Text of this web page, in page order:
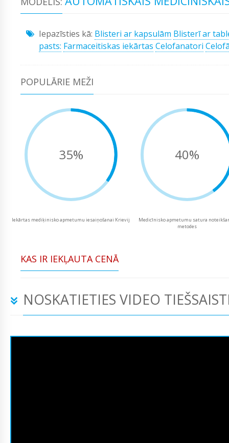
Iepazīsties kā: Blisteri ar kapsulām Blisterī ar
pasts: Farmaceitiskas iekārtas Celofanatori
POPULĀRIE MEŽI
35%
Iekārtas mediķinisko apmetumu iesaiņošanai Krievij
40%
Medicīnisko apmetumu satura
metodes
KAS IR IEKĻAUTA CENĀ
NOSKATIETIES VIDEO